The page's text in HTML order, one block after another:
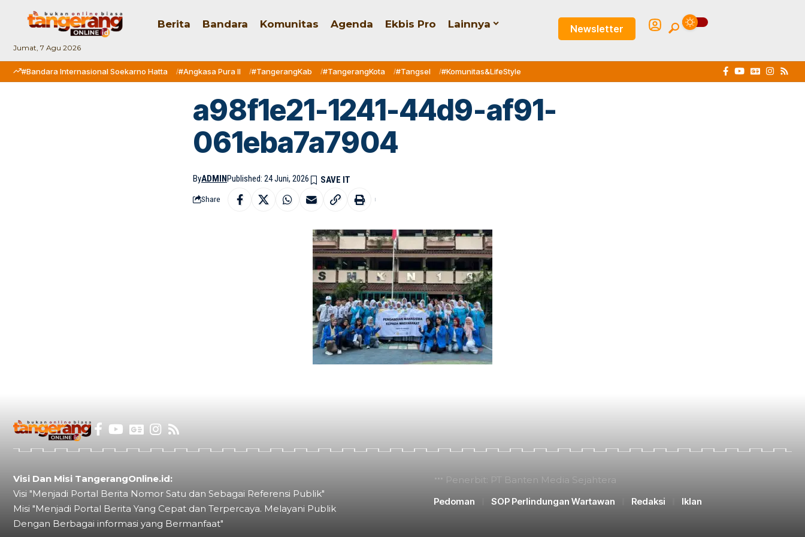
Jumat, 7 Agu 2026
Berita Bandara Komunitas Agenda Ekbis Pro Lainnya Newsletter
#Bandara Internasional Soekarno Hatta #Angkasa Pura II #TangerangKab #TangerangKota #Tangsel #Komunitas&LifeStyle
a98f1e21-1241-44d9-af91-
061eba7a7904
ByADMINPublished: 24 Juni, 2026
Share
Visi Dan Misi TangerangOnline.id:
Visi "Menjadi Portal Berita Nomor Satu dan Sebagai Referensi Publik"
Misi "Menjadi Portal Berita Yang Cepat dan Terpercaya. Melayani Publik
Dengan Berbagai informasi yang Bermanfaat"
Penerbit: PT Banten Media Sejahtera
Pedoman
SOP Perlindungan Wartawan Redaksi Iklan